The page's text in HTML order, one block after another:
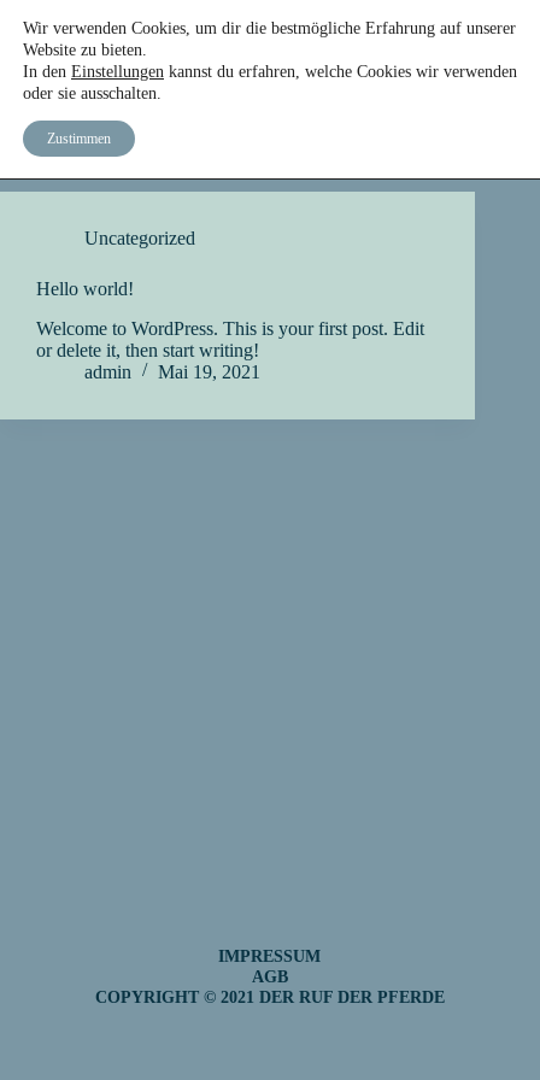
START DAS TEAM DER KURS EBOOK
KategorieUncategorized
Uncategorized
Hello world!
Welcome to WordPress. This is your first post. Edit
or delete it, then start writing!
admin
Mai 19, 2021
IMPRESSUM
AGB
COPYRIGHT © 2021 DER RUF DER PFERDE
Wir verwenden Cookies, um dir die bestmögliche Erfahrung auf unserer
Website zu bieten.
In den Einstellungen kannst du erfahren, welche Cookies wir verwenden
oder sie ausschalten.
Zustimmen